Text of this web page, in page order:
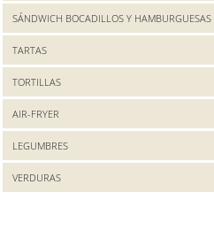
SÁNDWICH BOCADILLOS Y HAMBURGUESAS
TARTAS
TORTILLAS
AIR-FRYER
LEGUMBRES
VERDURAS